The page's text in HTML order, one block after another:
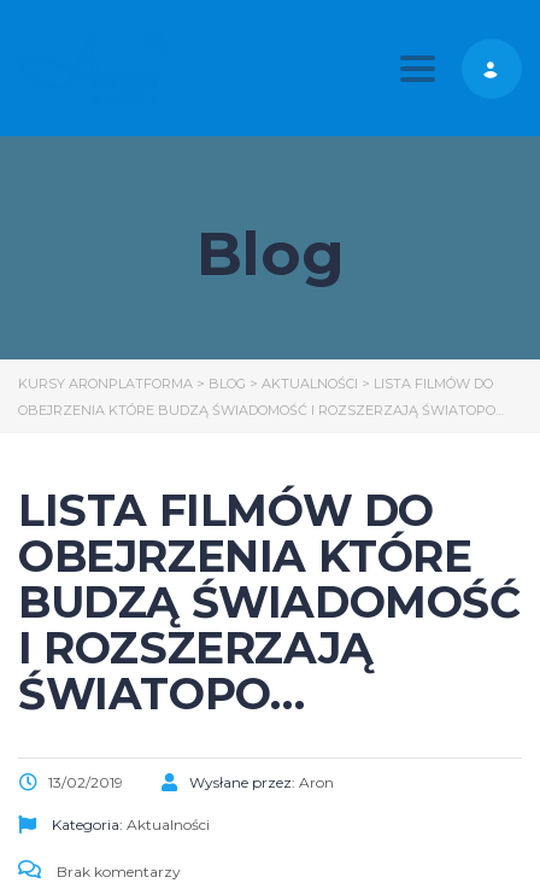
Toggle
Blog
KURSY ARONPLATFORMA > BLOG > AKTUALNOŚCI > LISTA FILMÓW DO
OBEJRZENIA KTÓRE BUDZĄ ŚWIADOMOŚĆ I ROZSZERZAJĄ ŚWIATOPO…
LISTA FILMÓW DO
OBEJRZENIA KTÓRE
BUDZĄ ŚWIADOMOŚĆ
I ROZSZERZAJĄ
ŚWIATOPO…
13/02/2019 Wysłane przez: Aron
Kategoria: Aktualności
Brak komentarzy